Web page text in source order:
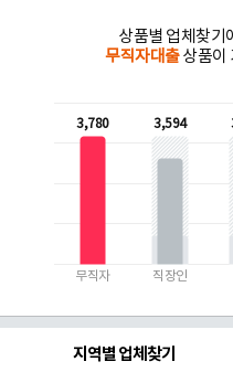
상품별 업체찾기
무직자대출상품이
3,780
무직자
3,594
직장인
지역별 업체찾기